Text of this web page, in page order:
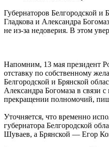
Губернаторов Белгородской и
Гладкова и Александра
не из-за недоверия. В этом
Напомним, 13 мая президент
отставку по собственному
Белгородской и Брянской
Александра Богомаза в связи
прекращении полномочий,
Уточняется, что временно
губернатора Белгородской
Шуваев, а Брянской — Егор